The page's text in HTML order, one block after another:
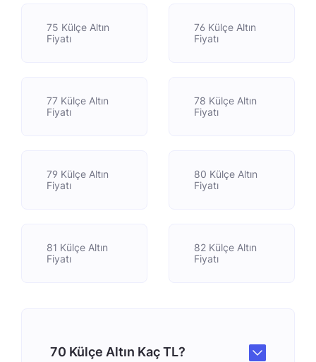
75 Külçe Altın
Fiyatı
76 Külçe Altın
Fiyatı
77 Külçe Altın
Fiyatı
78 Külçe Altın
Fiyatı
79 Külçe Altın
Fiyatı
80 Külçe Altın
Fiyatı
81 Külçe Altın
Fiyatı
82 Külçe Altın
Fiyatı
70 Külçe Altın Kaç TL?